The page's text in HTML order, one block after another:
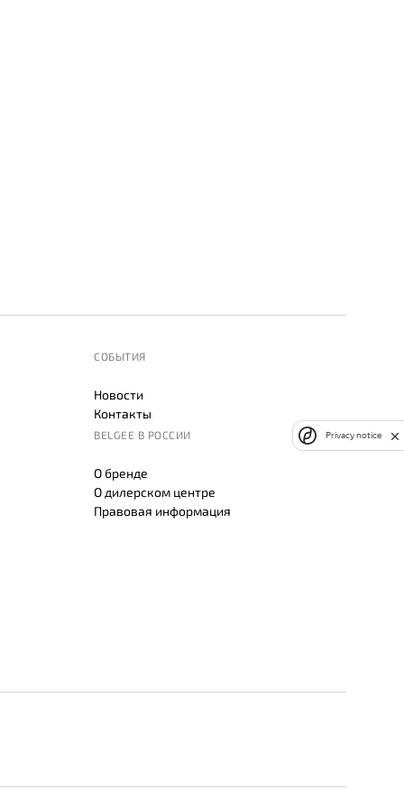
СОБЫТИЯ
Новости
Контакты
BELGEE В РОССИИ
О бренде
О дилерском центре
Правовая информация
Privacy notice